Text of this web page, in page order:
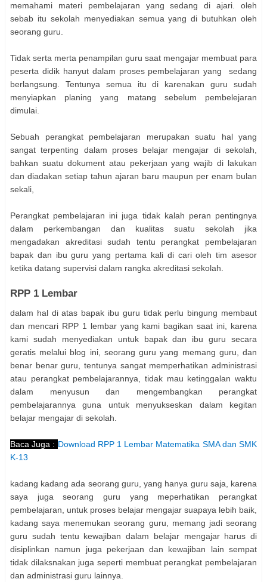
memahami materi pembelajaran yang sedang di ajari. oleh
sebab itu sekolah menyediakan semua yang di butuhkan oleh
seorang guru.
Tidak serta merta penampilan guru saat mengajar membuat para
peserta didik hanyut dalam proses pembelajaran yang sedang
berlangsung. Tentunya semua itu di karenakan guru sudah
menyiapkan planing yang matang sebelum pembelejaran
dimulai.
Sebuah perangkat pembelajaran merupakan suatu hal yang
sangat terpenting dalam proses belajar mengajar di sekolah,
bahkan suatu dokument atau pekerjaan yang wajib di lakukan
dan diadakan setiap tahun ajaran baru maupun per enam bulan
sekali,
Perangkat pembelajaran ini juga tidak kalah peran pentingnya
dalam perkembangan dan kualitas suatu sekolah jika
mengadakan akreditasi sudah tentu perangkat pembelajaran
bapak dan ibu guru yang pertama kali di cari oleh tim asesor
ketika datang supervisi dalam rangka akreditasi sekolah.
RPP 1 Lembar
dalam hal di atas bapak ibu guru tidak perlu bingung membaut
dan mencari RPP 1 lembar yang kami bagikan saat ini, karena
kami sudah menyediakan untuk bapak dan ibu guru secara
geratis melalui blog ini, seorang guru yang memang guru, dan
benar benar guru, tentunya sangat memperhatikan administrasi
atau perangkat pembelajarannya, tidak mau ketinggalan waktu
dalam menyusun dan mengembangkan perangkat
pembelajarannya guna untuk menyukseskan dalam kegitan
belajar mengajar di sekolah.
Baca Juga : Download RPP 1 Lembar Matematika SMA dan SMK
K-13
kadang kadang ada seorang guru, yang hanya guru saja, karena
saya juga seorang guru yang meperhatikan perangkat
pembelajaran, untuk proses belajar mengajar suapaya lebih baik,
kadang saya menemukan seorang guru, memang jadi seorang
guru sudah tentu kewajiban dalam belajar mengajar harus di
disiplinkan namun juga pekerjaan dan kewajiban lain sempat
tidak dilaksnakan juga seperti membuat perangkat pembelajaran
dan administrasi guru lainnya.